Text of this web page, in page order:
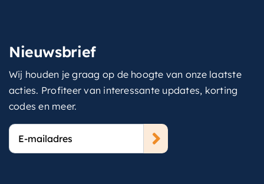
Nieuwsbrief
Wij houden je graag op de hoogte van onze laatste
acties. Profiteer van interessante updates, korting
codes en meer.
E-
mailadres